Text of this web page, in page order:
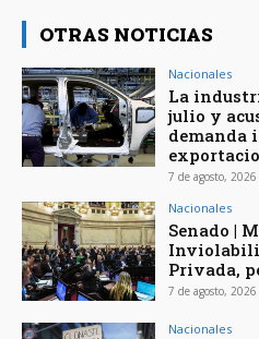
OTRAS NOTICIAS
Nacionales
La
julio y
demanda
7 de agosto, 2026
Nacionales
Senado |
Privada,
7 de agosto, 2026
Nacionales